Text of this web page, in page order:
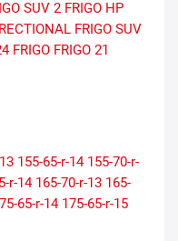
SUV 2 FRIGO HP
FRIGO SUV
FRIGO FRIGO 21
155-65-r-14 155-70-r-
r-14 165-70-r-13 165-
65-r-14 175-65-r-15